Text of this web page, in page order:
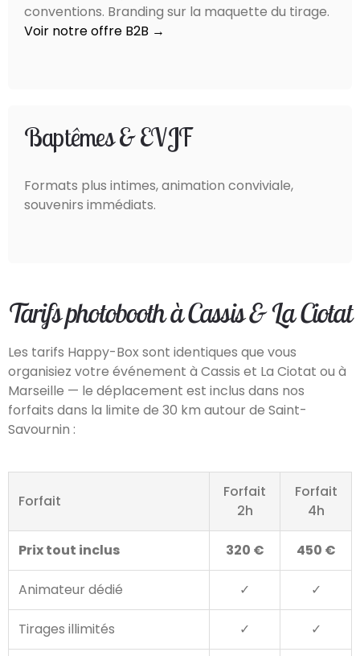
conventions. Branding sur la maquette du tirage.
Voir notre offre B2B →
Baptêmes & EVJF
Formats plus intimes, animation conviviale,
souvenirs immédiats.
Tarifs photobooth à Cassis & La Ciotat
Les tarifs Happy-Box sont identiques que vous
organisiez votre événement à Cassis et La Ciotat ou à
Marseille — le déplacement est inclus dans nos
forfaits dans la limite de 30 km autour de Saint-
Savournin :
Forfait
Forfait
2h
Forfait
4h
Prix tout inclus 320 € 450 €
Animateur dédié ✓ ✓
Tirages illimités ✓ ✓